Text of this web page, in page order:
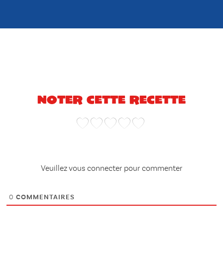
Noter cette recette
Veuillez vous connecter pour commenter
0 COMMENTAIRES